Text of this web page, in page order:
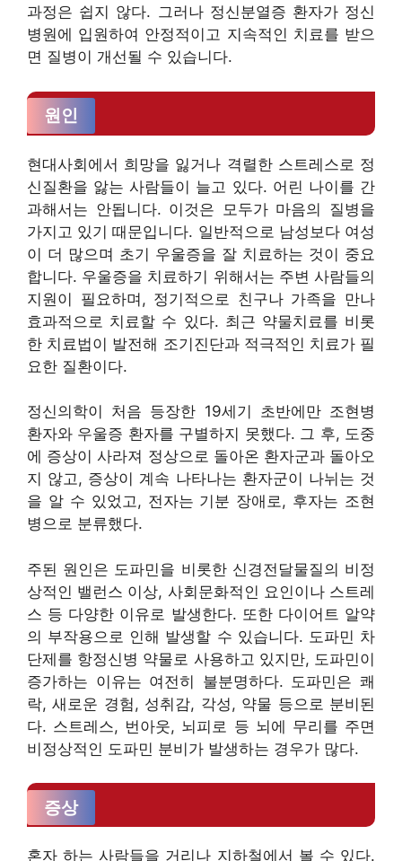
과정은 쉽지 않다. 그러나 정신분열증 환자가 정신
병원에 입원하여 안정적이고 지속적인 치료를 받으
면 질병이 개선될 수 있습니다.
원인
현대사회에서 희망을 잃거나 격렬한 스트레스로 정
신질환을 앓는 사람들이 늘고 있다. 어린 나이를 간
과해서는 안됩니다. 이것은 모두가 마음의 질병을
가지고 있기 때문입니다. 일반적으로 남성보다 여성
이 더 많으며 초기 우울증을 잘 치료하는 것이 중요
합니다. 우울증을 치료하기 위해서는 주변 사람들의
지원이 필요하며, 정기적으로 친구나 가족을 만나
효과적으로 치료할 수 있다. 최근 약물치료를 비롯
한 치료법이 발전해 조기진단과 적극적인 치료가 필
요한 질환이다.
정신의학이 처음 등장한 19세기 초반에만 조현병
환자와 우울증 환자를 구별하지 못했다. 그 후, 도중
에 증상이 사라져 정상으로 돌아온 환자군과 돌아오
지 않고, 증상이 계속 나타나는 환자군이 나뉘는 것
을 알 수 있었고, 전자는 기분 장애로, 후자는 조현
병으로 분류했다.
주된 원인은 도파민을 비롯한 신경전달물질의 비정
상적인 밸런스 이상, 사회문화적인 요인이나 스트레
스 등 다양한 이유로 발생한다. 또한 다이어트 알약
의 부작용으로 인해 발생할 수 있습니다. 도파민 차
단제를 항정신병 약물로 사용하고 있지만, 도파민이
증가하는 이유는 여전히 불분명하다. 도파민은 쾌
락, 새로운 경험, 성취감, 각성, 약물 등으로 분비된
다. 스트레스, 번아웃, 뇌피로 등 뇌에 무리를 주면
비정상적인 도파민 분비가 발생하는 경우가 많다.
증상
혼자 하는 사람들을 거리나 지하철에서 볼 수 있다.